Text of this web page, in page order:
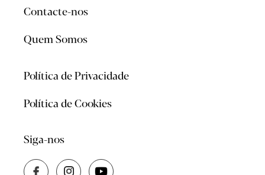
Contacte-nos
Quem Somos
Política de Privacidade
Política de Cookies
Siga-nos